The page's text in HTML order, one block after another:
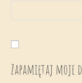
Zapamiętaj moje